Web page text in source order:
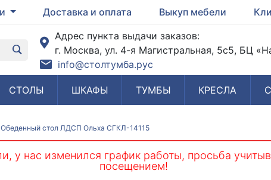
Доставка и оплата Выкуп мебели
Адрес пункта выдачи заказов:
г. Москва, ул. 4-я Магистральная, 5с5, БЦ
info@столтумба.рус
СТОЛЫ ШКАФЫ ТУМБЫ КРЕСЛА
Обеденный стол ЛДСП Ольха СГКЛ-14115
у нас изменился график работы, просьба
посещением!